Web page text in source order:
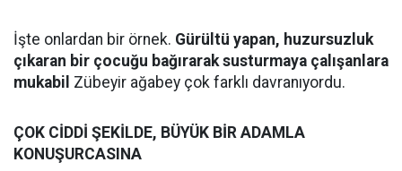
İşte onlardan bir örnek. Gürültü yapan, huzursuzluk
çıkaran bir çocuğu bağırarak susturmaya çalışanlara
mukabil Zübeyir ağabey çok farklı davranıyordu.
ÇOK CİDDİ ŞEKİLDE, BÜYÜK BİR ADAMLA
KONUŞURCASINA